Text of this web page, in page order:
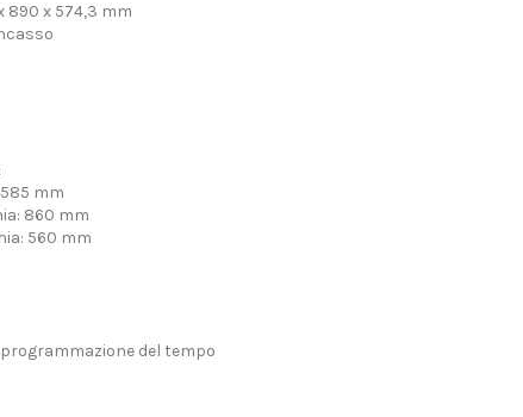
890 x 574,3 mm
mm
860 mm
560 mm
del tempo